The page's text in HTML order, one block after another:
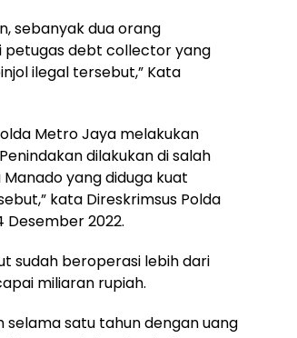
sebanyak dua orang
petugas debt collector yang
ilegal tersebut,” Kata
Metro Jaya melakukan
dilakukan di salah
yang diduga kuat
kata Direskrimsus Polda
Desember 2022.
sudah beroperasi lebih dari
miliaran rupiah.
selama satu tahun dengan uang